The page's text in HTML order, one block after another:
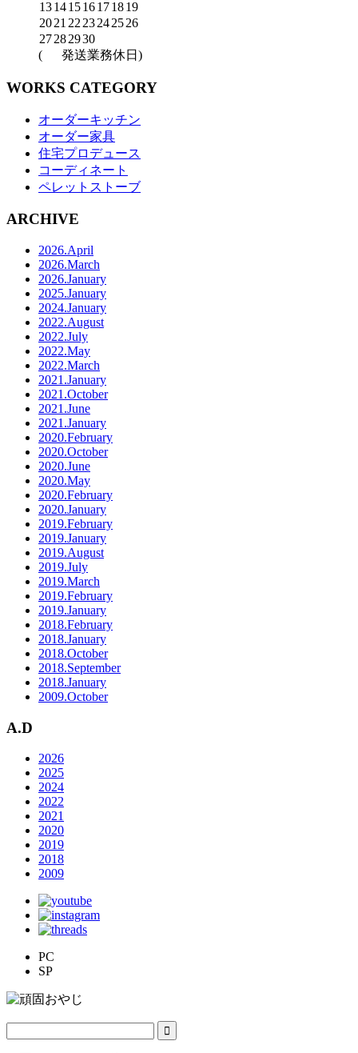
13141516171819
2021 22 23242526
27282930
(
発送業務休日)
WORKS CATEGORY
オーダーキッチン
オーダー家具
住宅プロデュース
コーディネート
ペレットストーブ
ARCHIVE
2026.April
2026.March
2026.January
2025.January
2024.January
2022.August
2022.July
2022.May
2022.March
2021.January
2021.October
2021.June
2021.January
2020.February
2020.October
2020.June
2020.May
2020.February
2020.January
2019.February
2019.January
2019.August
2019.July
2019.March
2019.February
2019.January
2018.February
2018.January
2018.October
2018.September
2018.January
2009.October
A.D
2026
2025
2024
2022
2021
2020
2019
2018
2009
PC
SP